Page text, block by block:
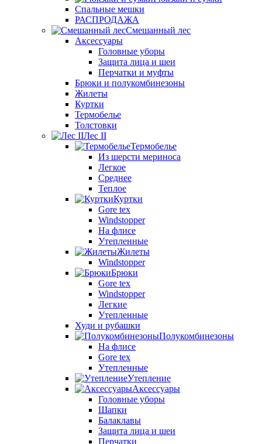
Спальные мешки
РАСПРОДАЖА
Смешанный лес
Аксессуары
Головные уборы
Защита лица и шеи
Перчатки и муфты
Брюки и полукомбинезоны
Жилеты
Куртки
Термобелье
Толстовки
Лес II
Термобелье
Из шерсти мериноса
Легкое
Среднее
Теплое
Куртки
Gore tex
Windstopper
На флисе
Утепленные
Жилеты
Windstopper
Брюки
Gore tex
Windstopper
Легкие
Утепленные
Худи и рубашки
Полукомбинезоны
На флисе
Gore tex
Утепленные
Утепление
Аксессуары
Головные уборы
Шапки
Балаклавы
Защита лица и шеи
Перчатки